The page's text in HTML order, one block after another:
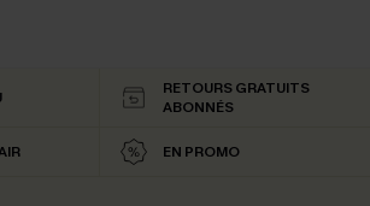
RETOURS GRATUITS
ABONNÉS
EN PROMO